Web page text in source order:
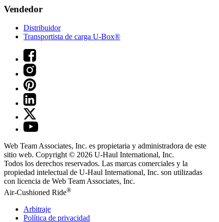
Vendedor
Distribuidor
Transportista de carga U-Box®
Web Team Associates, Inc. es propietaria y administradora de este
sitio web. Copyright © 2026 U-Haul International, Inc.
Todos los derechos reservados. Las marcas comerciales y la
propiedad intelectual de U-Haul International, Inc. son utilizadas
con licencia de Web Team Associates, Inc.
Air-Cushioned Ride®
Arbitraje
Política de privacidad